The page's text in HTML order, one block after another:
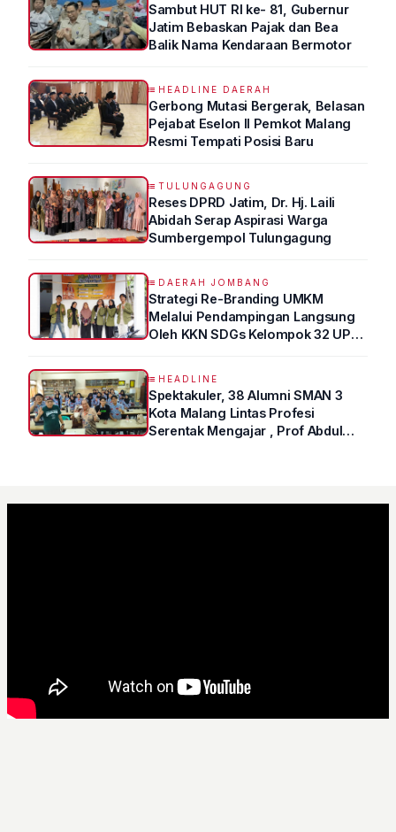
Sambut HUT RI ke- 81, Gubernur
Jatim Bebaskan Pajak dan Bea
Balik Nama Kendaraan Bermotor
HEADLINE DAERAH
Gerbong Mutasi Bergerak, Belasan
Pejabat Eselon II Pemkot Malang
Resmi Tempati Posisi Baru
TULUNGAGUNG
Reses DPRD Jatim, Dr. Hj. Laili
Abidah Serap Aspirasi Warga
Sumbergempol Tulungagung
DAERAH JOMBANG
Strategi Re-Branding UMKM
Melalui Pendampingan Langsung
Oleh KKN SDGs Kelompok 32 UPN
HEADLINE
Spektakuler, 38 Alumni SMAN 3
Kota Malang Lintas Profesi
Serentak Mengajar , Prof Abdul